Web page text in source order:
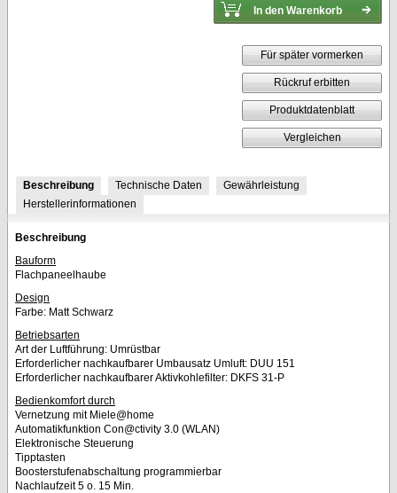
Für später vormerken
Rückruf erbitten
Produktdatenblatt
Vergleichen
Beschreibung Technische Daten
Gewährleistung
Herstellerinformationen
Beschreibung
Bauform
Flachpaneelhaube
Design
Farbe: Matt Schwarz
Betriebsarten
Art der Luftführung: Umrüstbar
Erforderlicher nachkaufbarer Umbausatz Umluft: DUU 151
Erforderlicher nachkaufbarer Aktivkohlefilter: DKFS 31-P
Bedienkomfort durch
Vernetzung mit Miele@home
Automatikfunktion Con@ctivity 3.0 (WLAN)
Elektronische Steuerung
Tipptasten
Boosterstufenabschaltung programmierbar
Nachlaufzeit 5 o. 15 Min.